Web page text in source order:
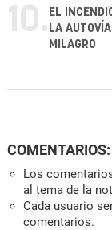
10. EL
LA
MILAGRO
COMENTARIOS:
Los
al tema de la
Cada usuario
comentarios.